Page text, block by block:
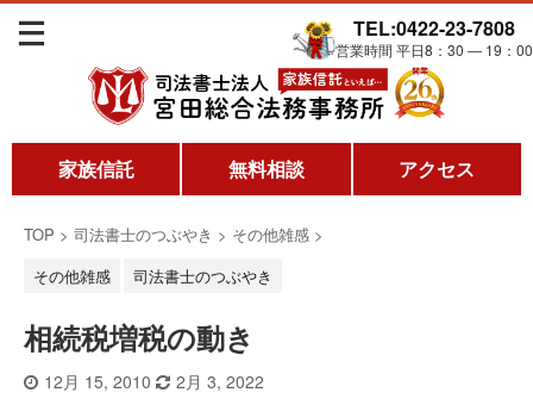
TEL:0422-23-7808
営業時間 平日8：30 ― 19：00
家族信託 無料相談 アクセス
TOP > 司法書士のつぶやき > その他雑感 >
その他雑感
司法書士のつぶやき
相続税増税の動き
12月 15, 2010 2月 3, 2022